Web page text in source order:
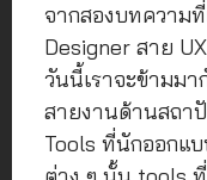
จากสองบทความ
Designer สาย
วันนี้เราจะข้ามม
สายงานด้านสถา
Tools ที่นักออกแ